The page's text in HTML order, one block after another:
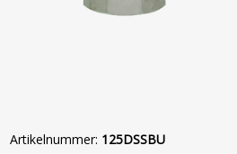
Artikelnummer: 125DSSBU